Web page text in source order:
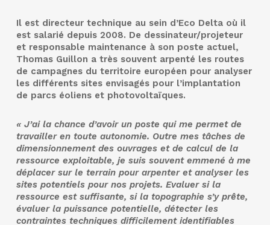
Il est directeur technique au sein d’Eco Delta où il
est salarié depuis 2008. De dessinateur/projeteur
et responsable maintenance à son poste actuel,
Thomas Guillon a très souvent arpenté les routes
de campagnes du territoire européen pour analyser
les différents sites envisagés pour l’implantation
de parcs éoliens et photovoltaïques.
« J’ai la chance d’avoir un poste qui me permet de
travailler en toute autonomie. Outre mes tâches de
dimensionnement des ouvrages et de calcul de la
ressource exploitable, je suis souvent emmené à me
déplacer sur le terrain pour arpenter et analyser les
sites potentiels pour nos projets. Evaluer si la
ressource est suffisante, si la topographie s’y prête,
évaluer la puissance potentielle, détecter les
contraintes techniques difficilement identifiables